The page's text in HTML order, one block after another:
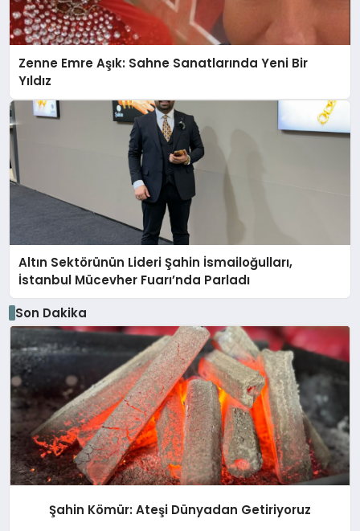
Zenne Emre Aşık: Sahne Sanatlarında Yeni Bir
Yıldız
Altın Sektörünün Lideri Şahin İsmailoğulları,
İstanbul Mücevher Fuarı’nda Parladı ￼
Son Dakika
Şahin Kömür: Ateşi Dünyadan Getiriyoruz